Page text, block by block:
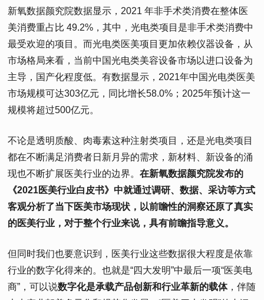
新氧数据颜究院数据显示，2021 年非手术类消费在整体医
美消费重占比 49.2%，其中，光电类项目是非手术类消费中
最受欢迎的项目。而光电类医美项目更加依赖仪器设备，从
市场格局来看，当前中国光电类美容设备市场以进口设备为
主导，国产化程度低。有数据显示，2021年中国光电类医美
市场规模可达303亿元，同比增长58.0%；2025年预计这一
规模将超过500亿元。
不论是透明质酸、肉毒素这种注射类项目，还是光电类项目
都在不断满足消费者日新月异的需求，新材料、新设备的涌
现也不断扩展医美行业的边界。在新氧数据颜究院发布的
《2021医美行业白皮书》中就通过调研、数据、采访等方式
客观分析了当下医美市场现状，以前瞻性的洞察还原了真实
的医美行业，对于整个行业来说，具有前瞻指导意义。
但同时我们也要意识到，医美行业这些数据很大程度是依靠
行业的数字化得来的。也就是“四大发明”中最后一项“医美电
商”，可以说数字化是承载产品创新和行业革新的载体，伴随